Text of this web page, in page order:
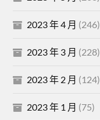
2023 年 4 月 (246)
2023 年 3 月 (228)
2023 年 2 月 (124)
2023 年 1 月 (75)